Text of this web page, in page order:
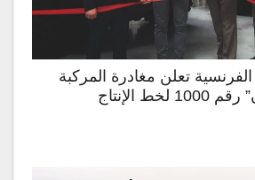
تعلن مغادرة المركبة
الإنتاج